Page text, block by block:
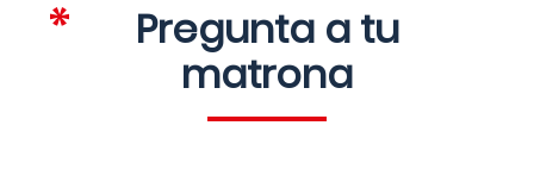
Pregunta a tu
matrona